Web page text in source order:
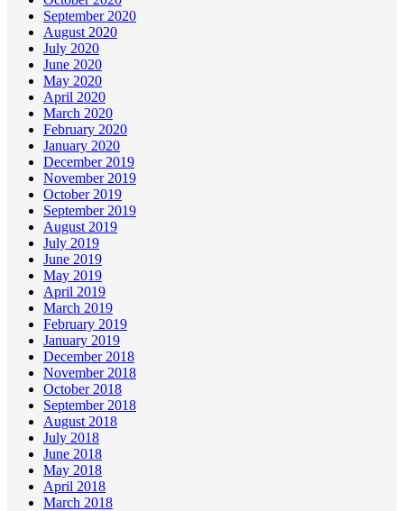
September 2020
August 2020
July 2020
June 2020
May 2020
April 2020
March 2020
February 2020
January 2020
December 2019
November 2019
October 2019
September 2019
August 2019
July 2019
June 2019
May 2019
April 2019
March 2019
February 2019
January 2019
December 2018
November 2018
October 2018
September 2018
August 2018
July 2018
June 2018
May 2018
April 2018
March 2018